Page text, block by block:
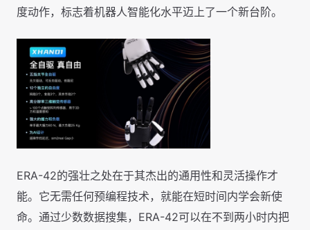
度动作，标志着机器人智能化水平迈上了一个新台阶。
ERA-42的强壮之处在于其杰出的通用性和灵活操作才
能。它无需任何预编程技术，就能在短时间内学会新使
命。通过少数数据搜集，ERA-42可以在不到两小时内把